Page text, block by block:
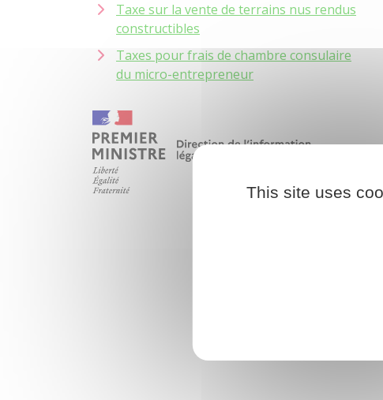
Taxe sur la vente de terrains nus rendus
constructibles
Taxes pour frais de chambre consulaire
du micro-entrepreneur
This site uses